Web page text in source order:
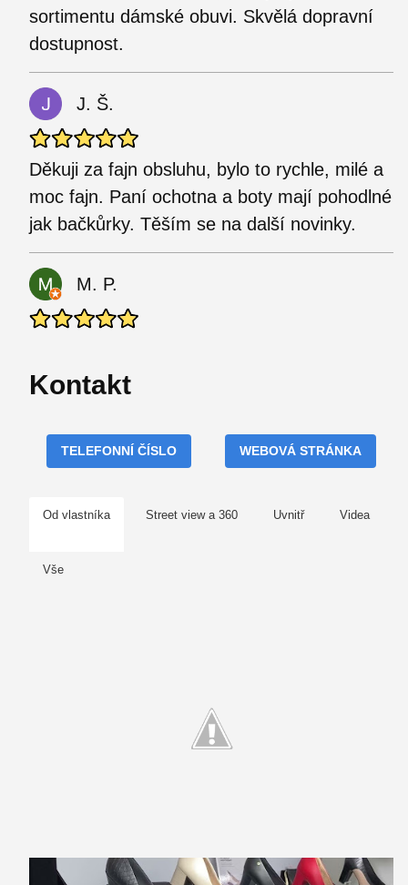
sortimentu dámské obuvi. Skvělá dopravní
dostupnost.
J. Š.
Děkuji za fajn obsluhu, bylo to rychle, milé a
moc fajn. Paní ochotna a boty mají pohodlné
jak bačkůrky. Těším se na další novinky.
M. P.
Kontakt
TELEFONNÍ ČÍSLO WEBOVÁ STRÁNKA
Od vlastníka Street view a 360 Uvnitř Videa
Vše